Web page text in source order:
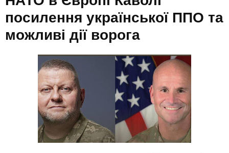
посилення української ППО та
можливі дії ворога